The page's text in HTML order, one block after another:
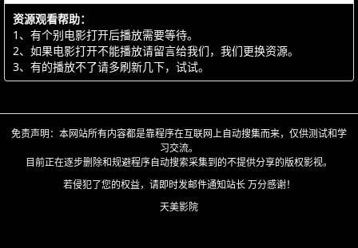
资源观看帮助：
1、有个别电影打开后播放需要等待。
2、如果电影打开不能播放请留言给我们，我们更换资源。
3、有的播放不了请多刷新几下，试试。
免责声明：本网站所有内容都是靠程序在互联网上自动搜集而来，仅供测试和学
习交流。
目前正在逐步删除和规避程序自动搜索采集到的不提供分享的版权影视。
若侵犯了您的权益，请即时发邮件通知站长 万分感谢！
天美影院